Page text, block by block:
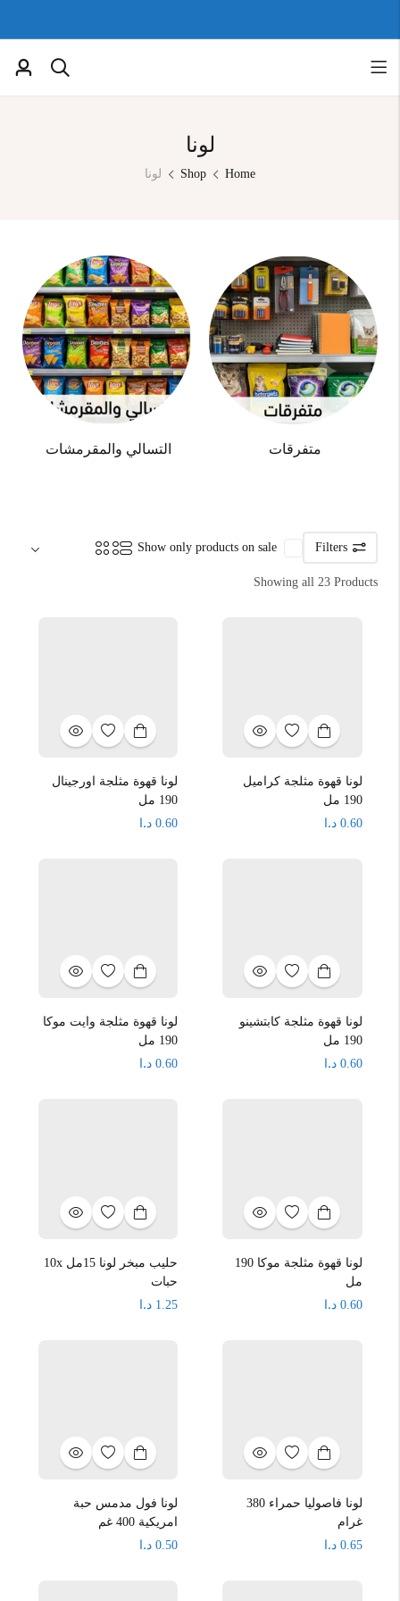
لونا
Home
Shop لونا
متفرقات التسالي والمقرمشات
Filters
Show only products on sale
Showing all 23 Products
لونا قهوة مثلجة كراميل
190 مل
0.60 د.ا
لونا قهوة مثلجة اورجينال
190 مل
0.60 د.ا
لونا قهوة مثلجة كابتشينو
190 مل
0.60 د.ا
لونا قهوة مثلجة وايت موكا
190 مل
0.60 د.ا
لونا قهوة مثلجة موكا 190
مل
0.60 د.ا
حليب مبخر لونا 15مل 10x
حبات
1.25 د.ا
لونا فاصوليا حمراء 380
غرام
0.65 د.ا
لونا فول مدمس حبة
امريكية 400 غم
0.50 د.ا